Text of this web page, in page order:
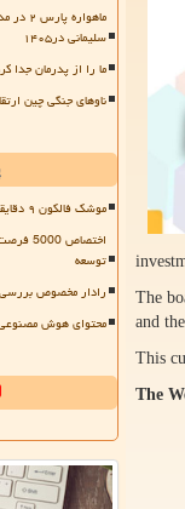
The
and
This
The
سلیمانی در۱۴۰۵
ما را از پدرمان جدا
ناوهای جنگی چین
موشک فالکون ۹ دقایقی پیش با ماه برخورد کرد
توسعه
رادار مخصوص
محتوای هوش